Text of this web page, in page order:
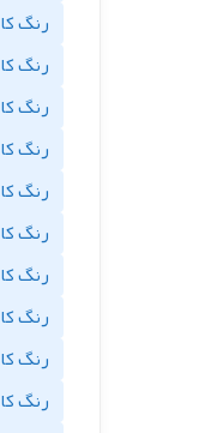
رنگ
رنگ
رنگ
رنگ
رنگ
رنگ
رنگ
رنگ
رنگ
رنگ